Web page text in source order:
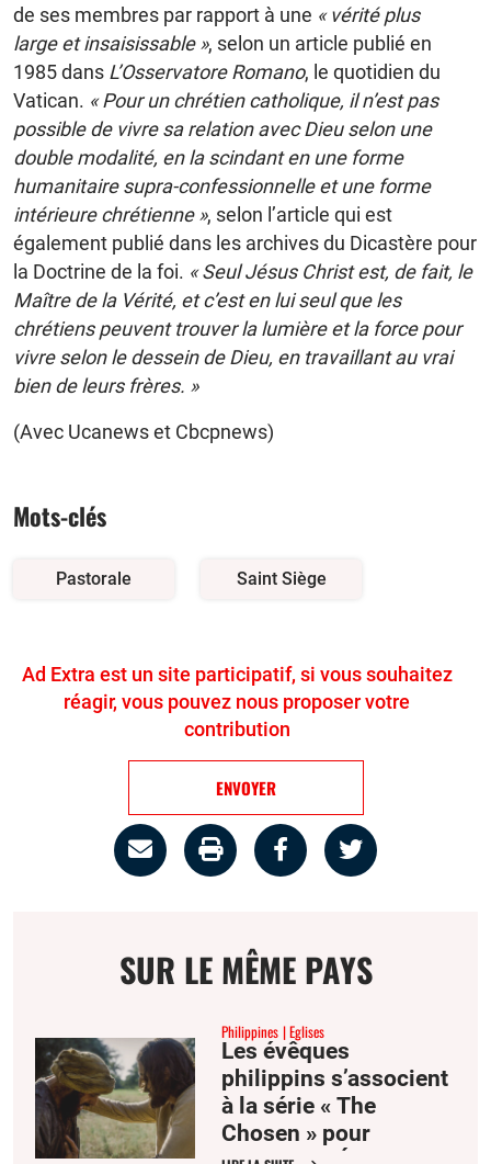
de ses membres par rapport à une « vérité plus
large et insaisissable », selon un article publié en
1985 dans L’Osservatore Romano, le quotidien du
Vatican. « Pour un chrétien catholique, il n’est pas
possible de vivre sa relation avec Dieu selon une
double modalité, en la scindant en une forme
humanitaire supra-confessionnelle et une forme
intérieure chrétienne », selon l’article qui est
également publié dans les archives du Dicastère pour
la Doctrine de la foi. « Seul Jésus Christ est, de fait, le
Maître de la Vérité, et c’est en lui seul que les
chrétiens peuvent trouver la lumière et la force pour
vivre selon le dessein de Dieu, en travaillant au vrai
bien de leurs frères. »
(Avec Ucanews et Cbcpnews)
Mots-clés
Pastorale Saint Siège
Ad Extra est un site participatif, si vous souhaitez
réagir, vous pouvez nous proposer votre
contribution
ENVOYER
Partage
par
ImprimerPartager
sur
Partager
SUR LE MÊME PAYS
Philippines Eglises
Les évêques
philippins s’associent
à la série « The
Chosen » pour